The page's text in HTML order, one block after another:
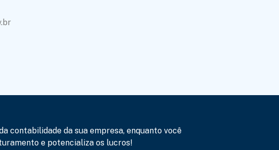
contabilidade da sua empresa, enquanto você
e potencializa os lucros!